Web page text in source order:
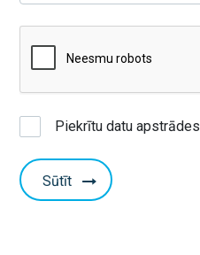
Piekrītu datu apstrādes
Sūtīt